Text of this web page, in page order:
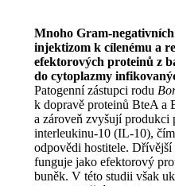
Mnoho Gram-
injektizom k cílenému a
efektorových proteinů z
do cytoplazmy
Patogenní zástupci rodu
k dopravě proteinů BteA a
a zároveň zvyšují produkci
interleukinu-10 (IL-10),
odpovědi hostitele.
funguje jako efektorový
buněk. V této studii však